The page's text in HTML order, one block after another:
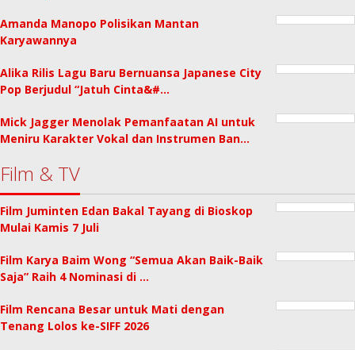
Amanda Manopo Polisikan Mantan
Karyawannya
Alika Rilis Lagu Baru Bernuansa Japanese City
Pop Berjudul “Jatuh Cinta&#…
Mick Jagger Menolak Pemanfaatan AI untuk
Meniru Karakter Vokal dan Instrumen Ban…
Film & TV
Film Juminten Edan Bakal Tayang di Bioskop
Mulai Kamis 7 Juli
Film Karya Baim Wong “Semua Akan Baik-Baik
Saja” Raih 4 Nominasi di …
Film Rencana Besar untuk Mati dengan
Tenang Lolos ke-SIFF 2026